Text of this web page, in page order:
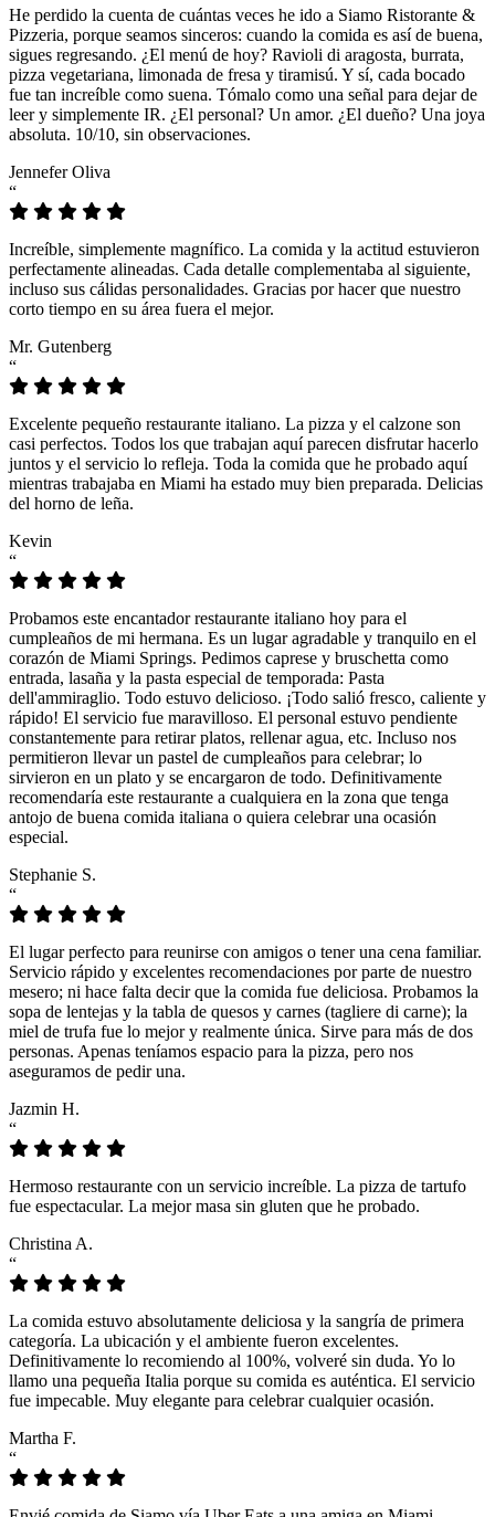
He perdido la cuenta de cuántas veces he ido a Siamo Ristorante &
Pizzeria, porque seamos sinceros: cuando la comida es así de buena,
sigues regresando. ¿El menú de hoy? Ravioli di aragosta, burrata,
pizza vegetariana, limonada de fresa y tiramisú. Y sí, cada bocado
fue tan increíble como suena. Tómalo como una señal para dejar de
leer y simplemente IR. ¿El personal? Un amor. ¿El dueño? Una joya
absoluta. 10/10, sin observaciones.
Jennefer Oliva
“
Increíble, simplemente magnífico. La comida y la actitud estuvieron
perfectamente alineadas. Cada detalle complementaba al siguiente,
incluso sus cálidas personalidades. Gracias por hacer que nuestro
corto tiempo en su área fuera el mejor.
Mr. Gutenberg
“
Excelente pequeño restaurante italiano. La pizza y el calzone son
casi perfectos. Todos los que trabajan aquí parecen disfrutar hacerlo
juntos y el servicio lo refleja. Toda la comida que he probado aquí
mientras trabajaba en Miami ha estado muy bien preparada. Delicias
del horno de leña.
Kevin
“
Probamos este encantador restaurante italiano hoy para el
cumpleaños de mi hermana. Es un lugar agradable y tranquilo en el
corazón de Miami Springs. Pedimos caprese y bruschetta como
entrada, lasaña y la pasta especial de temporada: Pasta
dell'ammiraglio. Todo estuvo delicioso. ¡Todo salió fresco, caliente y
rápido! El servicio fue maravilloso. El personal estuvo pendiente
constantemente para retirar platos, rellenar agua, etc. Incluso nos
permitieron llevar un pastel de cumpleaños para celebrar; lo
sirvieron en un plato y se encargaron de todo. Definitivamente
recomendaría este restaurante a cualquiera en la zona que tenga
antojo de buena comida italiana o quiera celebrar una ocasión
especial.
Stephanie S.
“
El lugar perfecto para reunirse con amigos o tener una cena familiar.
Servicio rápido y excelentes recomendaciones por parte de nuestro
mesero; ni hace falta decir que la comida fue deliciosa. Probamos la
sopa de lentejas y la tabla de quesos y carnes (tagliere di carne); la
miel de trufa fue lo mejor y realmente única. Sirve para más de dos
personas. Apenas teníamos espacio para la pizza, pero nos
aseguramos de pedir una.
Jazmin H.
“
Hermoso restaurante con un servicio increíble. La pizza de tartufo
fue espectacular. La mejor masa sin gluten que he probado.
Christina A.
“
La comida estuvo absolutamente deliciosa y la sangría de primera
categoría. La ubicación y el ambiente fueron excelentes.
Definitivamente lo recomiendo al 100%, volveré sin duda. Yo lo
llamo una pequeña Italia porque su comida es auténtica. El servicio
fue impecable. Muy elegante para celebrar cualquier ocasión.
Martha F.
“